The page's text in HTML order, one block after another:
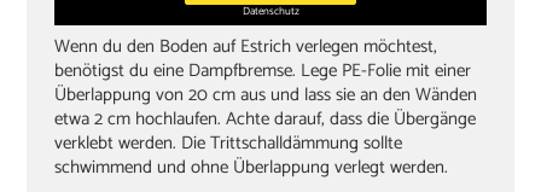
Datenschutz
Wenn du den Boden auf Estrich verlegen möchtest,
benötigst du eine Dampfbremse. Lege PE-Folie mit einer
Überlappung von 20 cm aus und lass sie an den Wänden
etwa 2 cm hochlaufen. Achte darauf, dass die Übergänge
verklebt werden. Die Trittschalldämmung sollte
schwimmend und ohne Überlappung verlegt werden.